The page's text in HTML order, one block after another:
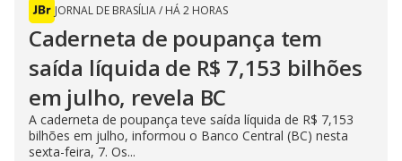
JORNAL DE BRASÍLIA/ HÁ 2 HORAS
Caderneta de poupança tem
saída líquida de R$ 7,153 bilhões
em julho, revela BC
A caderneta de poupança teve saída líquida de R$ 7,153
bilhões em julho, informou o Banco Central (BC) nesta
sexta-feira, 7. Os...